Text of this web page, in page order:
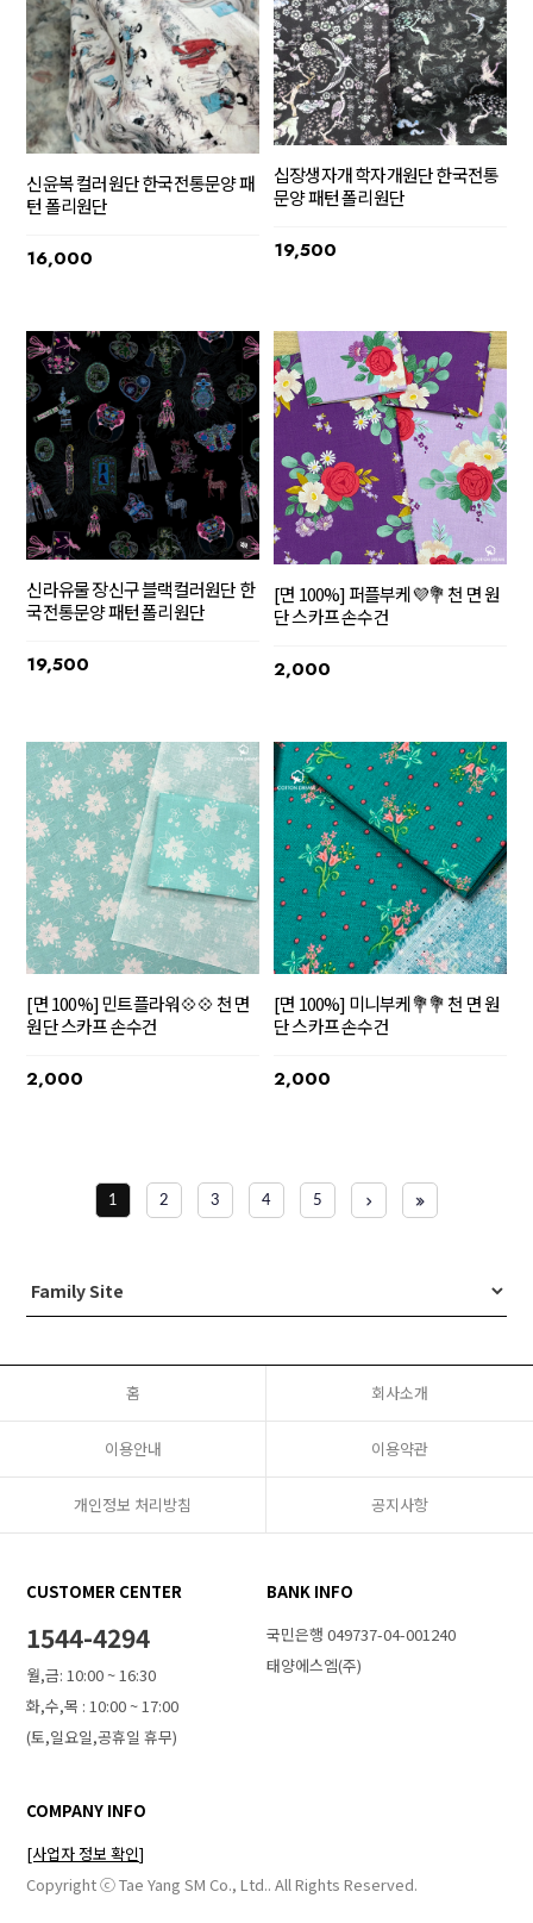
신윤복 컬러원단 한국전통문양 패
턴 폴리원단
16,000
십장생자개 학자개원단 한국전통
문양 패턴 폴리원단
19,500
신라유물 장신구 블랙컬러원단 한
국전통문양 패턴 폴리원단
19,500
[면 100%] 퍼플부케💜💐 천 면 원
단 스카프 손수건
2,000
[면 100%] 민트플라워💠💠 천 면
원단 스카프 손수건
2,000
[면 100%] 미니부케💐💐 천 면 원
단 스카프 손수건
2,000
1 2 3 4 5
홈 회사소개
이용안내 이용약관
개인정보 처리방침 공지사항
CUSTOMER CENTER
1544-4294
월,금: 10:00 ~ 16:30
화,수,목 : 10:00 ~ 17:00
(토,일요일,공휴일 휴무)
BANK INFO
국민은행 049737-04-001240
태양에스엠(주)
COMPANY INFO
[사업자 정보 확인]
Copyright ⓒ Tae Yang SM Co., Ltd.. All Rights Reserved.